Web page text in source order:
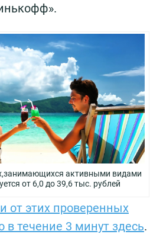
активными видами
от 6,0 до 39,6 тыс. рублей
от этих проверенных
течение 3 минут здесь.